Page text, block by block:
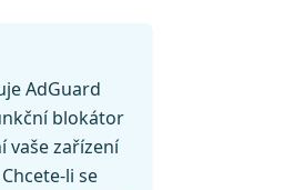
AdGuard
blokátor
vaše zařízení
li se